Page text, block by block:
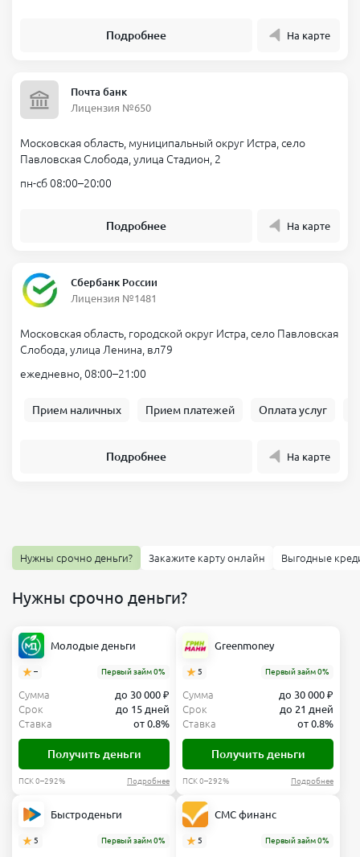
Подробнее На карте
Почта банк
Лицензия №650
Московская область, муниципальный округ Истра, село
Павловская Слобода, улица Стадион, 2
пн-сб 08:00–20:00
Подробнее На карте
Сбербанк России
Лицензия №1481
Московская область, городской округ Истра, село Павловская
Слобода, улица Ленина, вл79
ежедневно, 08:00–21:00
Прием наличных Прием платежей Оплата услуг
Подробнее На карте
Нужны срочно деньги? Закажите карту онлайн Выгодные
Нужны срочно деньги?
Молодые деньги
– Первый займ 0%
Сумма
до 30 000 ₽
Срок
до 15 дней
Ставка
от 0.8%
Получить деньги
ПСК 0–292% Подробнее
Greenmoney
5 Первый займ 0%
Сумма
до 30 000 ₽
Срок
до 21 дней
Ставка
от 0.8%
Получить деньги
ПСК 0–292% Подробнее
Быстроденьги
5 Первый займ 0%
СМС финанс
5 Первый займ 0%